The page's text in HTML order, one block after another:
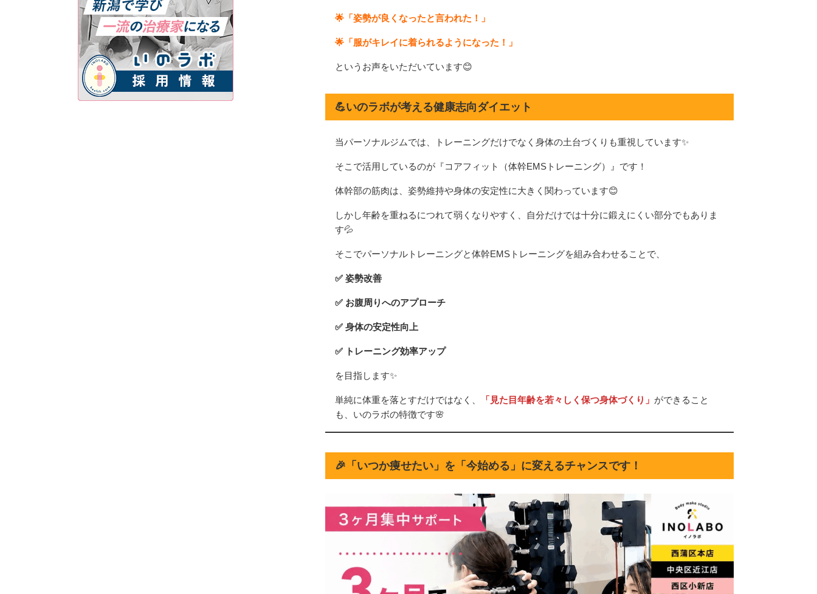
🌟「姿勢が良くなったと言われた！」
🌟「服がキレイに着られるようになった！」
というお声をいただいています😊
💪いのラボが考える健康志向ダイエット
当パーソナルジムでは、トレーニングだけでなく身体の土台づくりも重視しています✨
そこで活用しているのが『コアフィット（体幹EMSトレーニング）』です！
体幹部の筋肉は、姿勢維持や身体の安定性に大きく関わっています😊
しかし年齢を重ねるにつれて弱くなりやすく、自分だけでは十分に鍛えにくい部分でもありま
す💦
そこでパーソナルトレーニングと体幹EMSトレーニングを組み合わせることで、
✅ 姿勢改善
✅ お腹周りへのアプローチ
✅ 身体の安定性向上
✅ トレーニング効率アップ
を目指します✨
単純に体重を落とすだけではなく、 「見た目年齢を若々しく保つ身体づくり」 ができること
も、いのラボの特徴です🌸
🎉「いつか痩せたい」を「今始める」に変えるチャンスです！